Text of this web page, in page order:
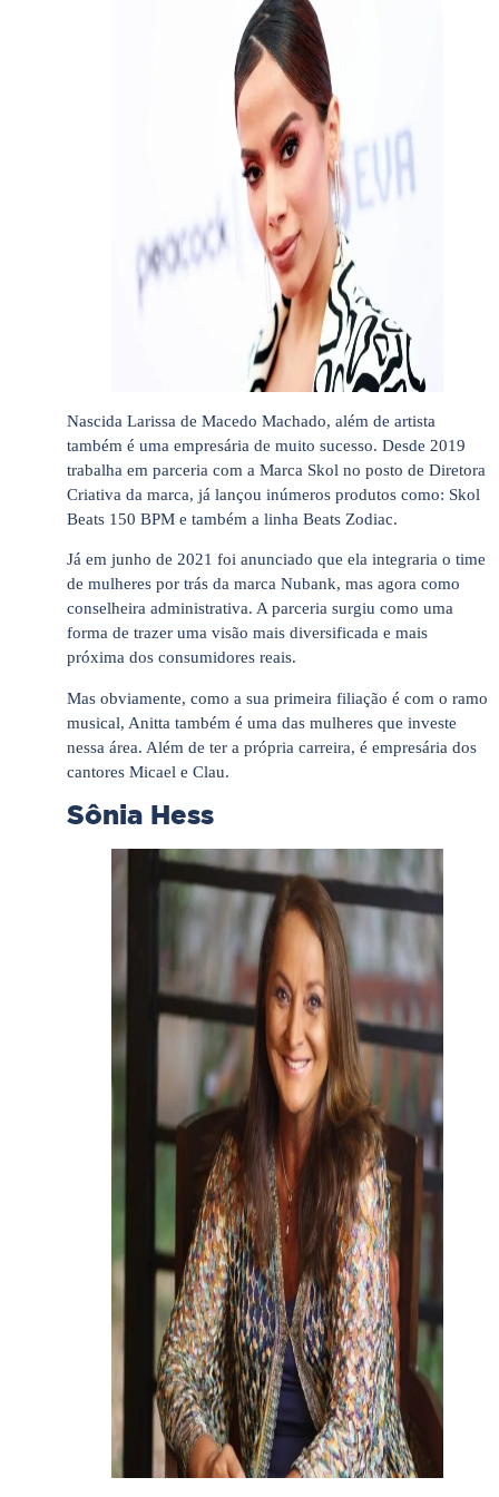
Nascida Larissa de Macedo Machado, além de artista
também é uma empresária de muito sucesso. Desde 2019
trabalha em parceria com a Marca Skol no posto de Diretora
Criativa da marca, já lançou inúmeros produtos como: Skol
Beats 150 BPM e também a linha Beats Zodiac.
Já em junho de 2021 foi anunciado que ela integraria o time
de mulheres por trás da marca Nubank, mas agora como
conselheira administrativa. A parceria surgiu como uma
forma de trazer uma visão mais diversificada e mais
próxima dos consumidores reais.
Mas obviamente, como a sua primeira filiação é com o ramo
musical, Anitta também é uma das mulheres que investe
nessa área. Além de ter a própria carreira, é empresária dos
cantores Micael e Clau.
Sônia Hess